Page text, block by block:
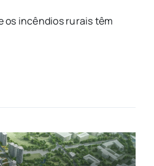
os incêndios rurais têm